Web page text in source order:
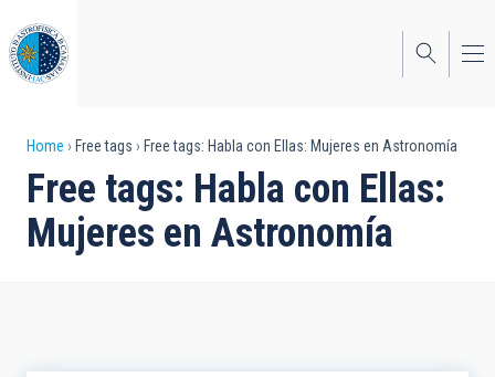
to
main
content
Breadcrumb
Home Free tags Free tags: Habla con Ellas: Mujeres en Astronomía
Free tags: Habla con Ellas:
Mujeres en Astronomía